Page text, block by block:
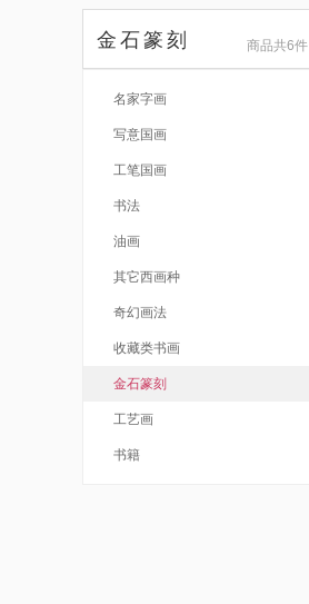
金石篆刻 商品共6件
名家字画
写意国画
工笔国画
书法
油画
其它西画种
奇幻画法
收藏类书画
金石篆刻
工艺画
书籍